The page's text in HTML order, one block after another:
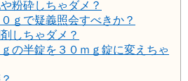
粉砕しちゃダメ？
ｇで疑義照会すべきか？
しちゃダメ？
の半錠を３０ｍｇ錠に変えちゃ